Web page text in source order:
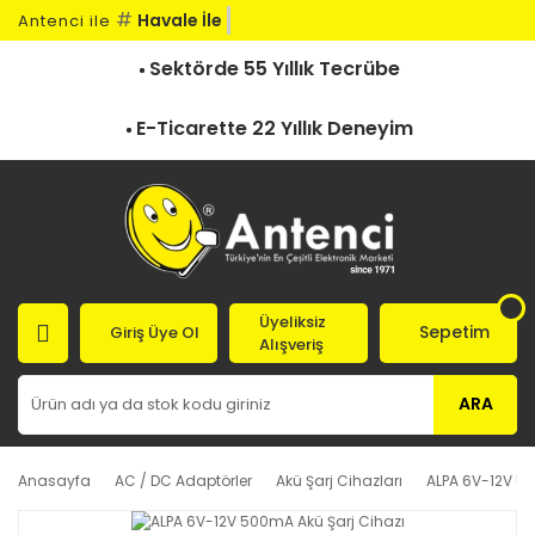
Antenci ile # Havale İle Si
Sektörde 55 Yıllık Tecrübe
E-Ticarette 22 Yıllık Deneyim
ARA
Giriş Üye Ol
Üyeliksiz
Alışveriş
Sepetim
Anasayfa AC / DC Adaptörler Akü Şarj Cihazları ALPA 6V-12V